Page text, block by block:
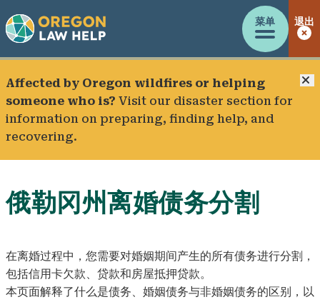
菜单 退出
Affected by Oregon wildfires or helping
someone who is? Visit our disaster section for
information on preparing, finding help, and
recovering.
俄勒冈州离婚债务分割
在离婚过程中，您需要对婚姻期间产生的所有债务进行分割，
包括信用卡欠款、贷款和房屋抵押贷款。
本页面解释了什么是债务、婚姻债务与非婚姻债务的区别，以